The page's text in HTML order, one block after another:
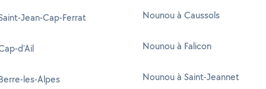
Jean-Cap-Ferrat
d'Ail
les-Alpes
Nounou à Caussols
Nounou à Falicon
Nounou à Saint-Jeannet